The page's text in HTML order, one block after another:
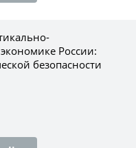
России:
безопасности